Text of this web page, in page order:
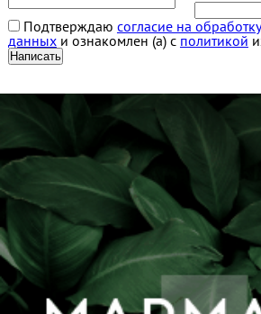
Подтверждаю согласие на
данныхи ознакомлен (а) с политикой